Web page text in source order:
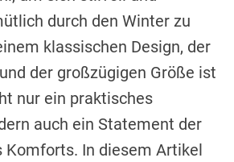
durch den Winter zu
klassischen Design, der
der großzügigen Größe ist
nur ein praktisches
auch ein Statement der
Komforts. In diesem Artikel